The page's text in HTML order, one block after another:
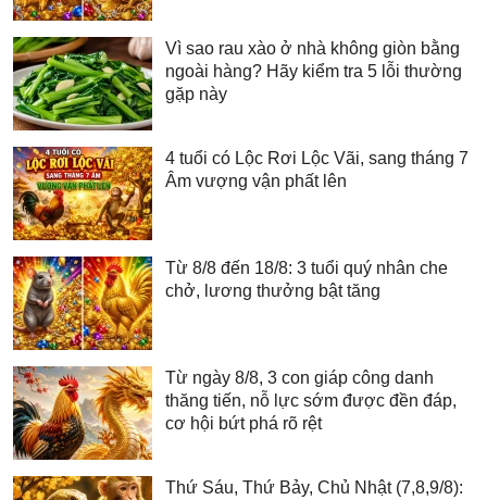
Vì sao rau xào ở nhà không giòn bằng
ngoài hàng? Hãy kiểm tra 5 lỗi thường
gặp này
4 tuổi có Lộc Rơi Lộc Vãi, sang tháng 7
Âm vượng vận phất lên
Từ 8/8 đến 18/8: 3 tuổi quý nhân che
chở, lương thưởng bật tăng
Từ ngày 8/8, 3 con giáp công danh
thăng tiến, nỗ lực sớm được đền đáp,
cơ hội bứt phá rõ rệt
Thứ Sáu, Thứ Bảy, Chủ Nhật (7,8,9/8):